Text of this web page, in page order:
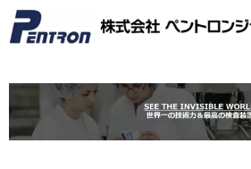
텐
너
뛰